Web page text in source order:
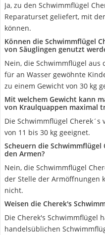
Ja, zu den Schwimmflügel
Reparaturset geliefert, mit
können.
Können die Schwimmflügel
von Säuglingen genutzt
Nein, die Schwimmflügel aus
für an Wasser gewöhnte
zu einem Gewicht von 30 kg
Mit welchem Gewicht kann
von Kraulquappen maximal
Die Schwimmflügel
von 11 bis 30 kg geeignet.
Scheuern die
den Armen?
Nein, die Schwimmflügel
der Stelle der Armöffnungen
nicht.
Weisen die Cherek's
Die Cherek's Schwimmflügel
handelsüblichen